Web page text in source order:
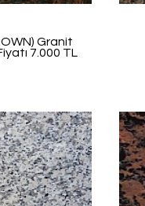
Granit
7.000 TL